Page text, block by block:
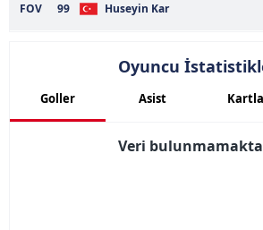
FOV 99 Huseyin Kar
Oyuncu
Goller Asist
Veri